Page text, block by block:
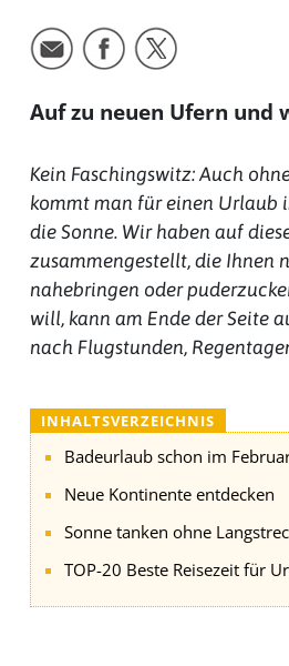
Auf zu neuen Ufern und
Kein Faschingswitz: Auch
kommt man für einen Urlaub
die Sonne. Wir haben auf
zusammengestellt, die Ihnen
nahebringen oder
will, kann am Ende der Seite
nach Flugstunden,
INHALTSVERZEICHNIS
Badeurlaub schon im
Neue Kontinente entdecken
Sonne tanken ohne
TOP-20 Beste Reisezeit für